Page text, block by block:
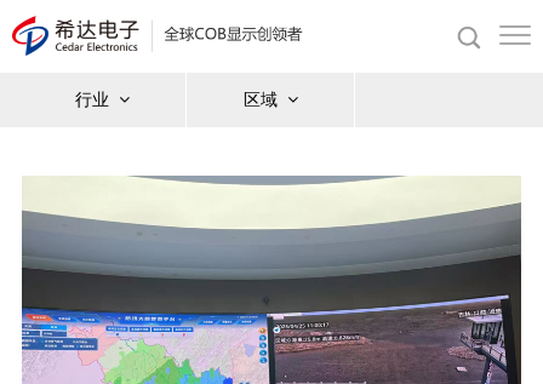
行业 区域